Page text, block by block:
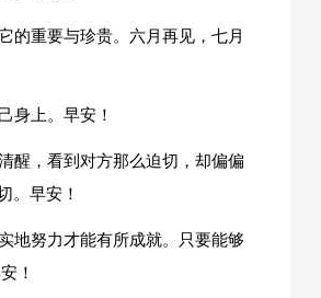
的重要与珍贵。六月再见，七月
身上。早安！
醒，看到对方那么迫切，却偏偏
。早安！
地努力才能有所成就。只要能够
！